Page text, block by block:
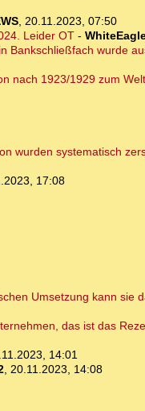
, 20.11.2023, 07:50
Leider OT-
Bankschließfach wurde
nach 1923/1929 zum
wurden systematisch
17:08
Umsetzung kann sie
das ist das
14:01
, 20.11.2023, 14:08